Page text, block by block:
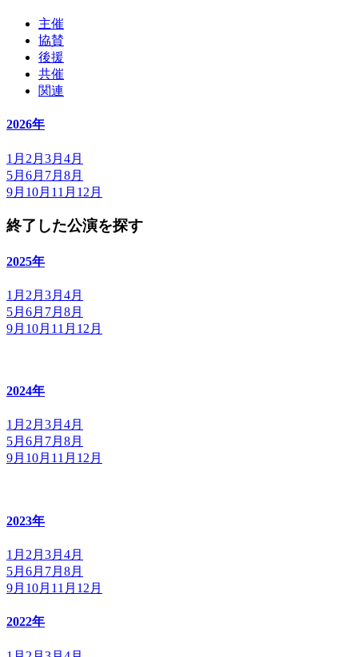
主催
協賛
後援
共催
関連
2026年
1月 2月 3月 4月
5月 6月 7月 8月
9月 10月 11月 12月
終了した公演を探す
2025年
1月 2月 3月 4月
5月 6月 7月 8月
9月 10月 11月 12月
2024年
1月 2月 3月 4月
5月 6月 7月 8月
9月 10月 11月 12月
2023年
1月 2月 3月 4月
5月 6月 7月 8月
9月 10月 11月 12月
2022年